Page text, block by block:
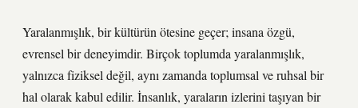
Yaralanmışlık, bir kültürün ötesine geçer; insana özgü,
evrensel bir deneyimdir. Birçok toplumda yaralanmışlık,
yalnızca fiziksel değil, aynı zamanda toplumsal ve ruhsal bir
hal olarak kabul edilir. İnsanlık, yaraların izlerini taşıyan bir